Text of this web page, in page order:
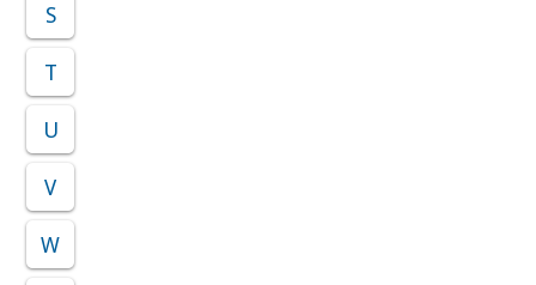
S
T
U
V
W